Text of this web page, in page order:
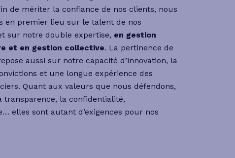
de mériter la confiance de nos clients, nous
en premier lieu sur le talent de nos
sur notre double expertise, en gestion
et en gestion collective. La pertinence de
aussi sur notre capacité d’innovation, la
et une longue expérience des
Quant aux valeurs que nous défendons,
transparence, la confidentialité,
elles sont autant d’exigences pour nos